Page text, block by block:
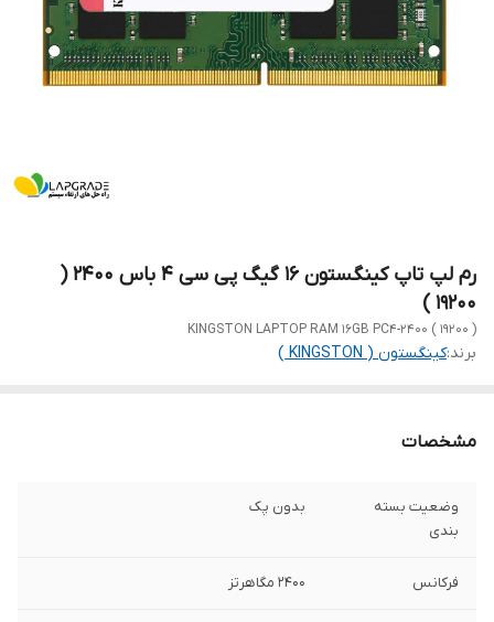
رم لپ تاپ کینگستون 16 گیگ پی سی 4 باس 2400 (
19200 )
KINGSTON LAPTOP RAM 16GB PC4-2400 ( 19200 )
برند:کینگستون ( KINGSTON )
مشخصات
وضعیت بسته
بندی
بدون پک
فرکانس 2400 مگاهرتز